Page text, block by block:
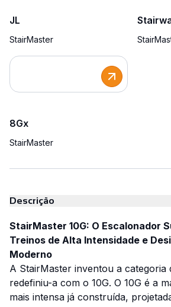
JL
StairMaster
8Gx
StairMaster
Descrição
StairMaster 10G: O Escalonador
Treinos de Alta Intensidade e
Moderno
A StairMaster inventou a categoria
redefiniu-a com o 10G. O 10G é a
mais intensa já construída,